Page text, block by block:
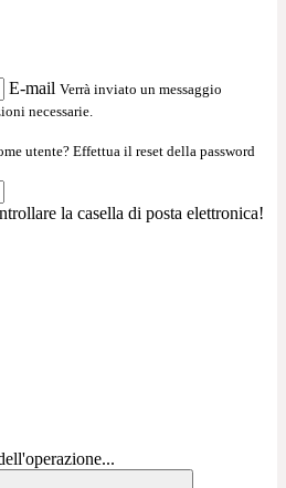
E-mail Verrà inviato un messaggio
necessarie.
utente? Effettua il reset della password
la casella di posta elettronica!